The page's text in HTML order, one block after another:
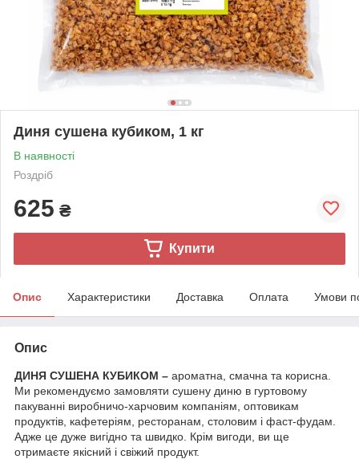
Диня сушена кубиком, 1 кг
В наявності
Роздріб
625 ₴
Купити
Опис Характеристики Доставка Оплата Умови
Опис
ДИНЯ СУШЕНА КУБИКОМ – ароматна, смачна та корисна.
Ми рекомендуємо замовляти сушену диню в гуртовому
пакуванні виробничо-харчовим компаніям, оптовикам
продуктів, кафетеріям, ресторанам, столовим і фаст-фудам.
Адже це дуже вигідно та швидко. Крім вигоди, ви ще
отримаєте якісний і свіжий продукт.